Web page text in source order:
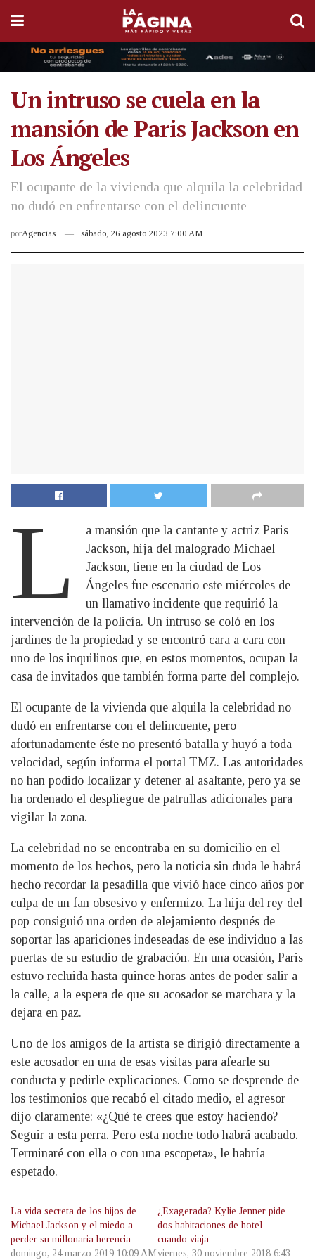
Un intruso se cuela en la
mansión de Paris Jackson en
Los Ángeles
El ocupante de la vivienda que alquila la celebridad
no dudó en enfrentarse con el delincuente
porAgencias sábado, 26 agosto 2023 7:00 AM
L
a mansión que la cantante y actriz Paris
Jackson, hija del malogrado Michael
Jackson, tiene en la ciudad de Los
Ángeles fue escenario este miércoles de
un llamativo incidente que requirió la
intervención de la policía. Un intruso se coló en los
jardines de la propiedad y se encontró cara a cara con
uno de los inquilinos que, en estos momentos, ocupan la
casa de invitados que también forma parte del complejo.
El ocupante de la vivienda que alquila la celebridad no
dudó en enfrentarse con el delincuente, pero
afortunadamente éste no presentó batalla y huyó a toda
velocidad, según informa el portal TMZ. Las autoridades
no han podido localizar y detener al asaltante, pero ya se
ha ordenado el despliegue de patrullas adicionales para
vigilar la zona.
La celebridad no se encontraba en su domicilio en el
momento de los hechos, pero la noticia sin duda le habrá
hecho recordar la pesadilla que vivió hace cinco años por
culpa de un fan obsesivo y enfermizo. La hija del rey del
pop consiguió una orden de alejamiento después de
soportar las apariciones indeseadas de ese individuo a las
puertas de su estudio de grabación. En una ocasión, Paris
estuvo recluida hasta quince horas antes de poder salir a
la calle, a la espera de que su acosador se marchara y la
dejara en paz.
Uno de los amigos de la artista se dirigió directamente a
este acosador en una de esas visitas para afearle su
conducta y pedirle explicaciones. Como se desprende de
los testimonios que recabó el citado medio, el agresor
dijo claramente: «¿Qué te crees que estoy haciendo?
Seguir a esta perra. Pero esta noche todo habrá acabado.
Terminaré con ella o con una escopeta», le habría
espetado.
La vida secreta de los hijos de
Michael Jackson y el miedo a
perder su millonaria herencia
domingo, 24 marzo 2019 10:09 AM
¿Exagerada? Kylie Jenner pide
dos habitaciones de hotel
cuando viaja
viernes, 30 noviembre 2018 6:43